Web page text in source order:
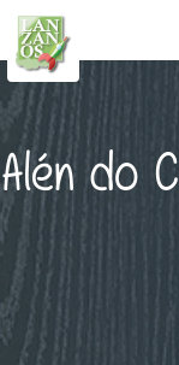
Alén do